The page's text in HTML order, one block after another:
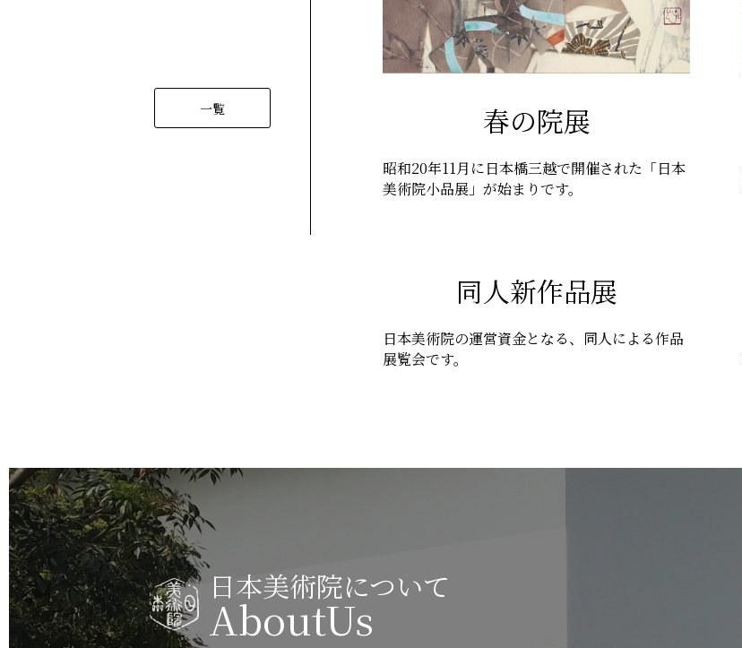
一覧 春の院展
昭和20年11月に日本橋三越で開催された「日本
美術院小品展」が始まりです。
同人新作品展
日本美術院の運営資金となる、同人による作品
展覧会です。
日本美術院について
AboutUs